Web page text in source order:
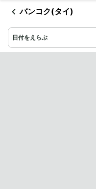
バンコク(タイ)
日付をえらぶ